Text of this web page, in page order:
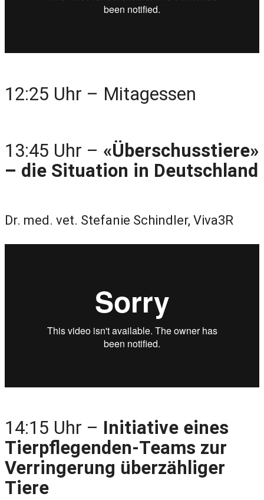
12:25 Uhr – Mitagessen
13:45 Uhr – «Überschusstiere»
– die Situation in Deutschland
Dr. med. vet. Stefanie Schindler, Viva3R
14:15 Uhr – Initiative eines
Tierpflegenden-Teams zur
Verringerung überzähliger
Tiere